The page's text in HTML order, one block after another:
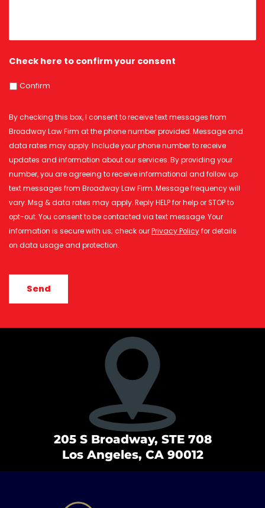
Check here to confirm your consent
Confirm
By checking this box, I consent to receive text messages from
Broadway Law Firm at the phone number provided. Message and
data rates may apply. Include your phone number to receive
updates and information about our services. By providing your
number, you are agreeing to receive informational and follow up
text messages from Broadway Law Firm. Message frequency will
vary. Msg & data rates may apply. Reply HELP for help or STOP to
opt-out. You consent to be contacted via text message. Your
information is secure with us; check ourPrivacy Policyfor details
on data usage and protection.
205 S Broadway, STE 708
Los Angeles, CA 90012